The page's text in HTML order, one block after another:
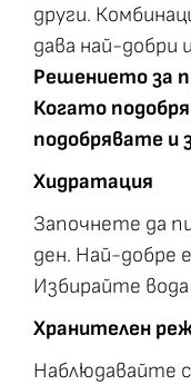
други.
дава най-добри
Решението за
Когато
подобрявате и
Хидратация
Започнете да
ден. Най-добре
Избирайте вода
Хранителен
Наблюдавайте